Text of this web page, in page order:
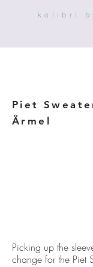
kolibri
Piet
Ärmel
Picking up the
change for the Piet